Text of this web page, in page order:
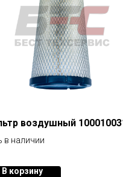
воздушный
в наличии
В корзину